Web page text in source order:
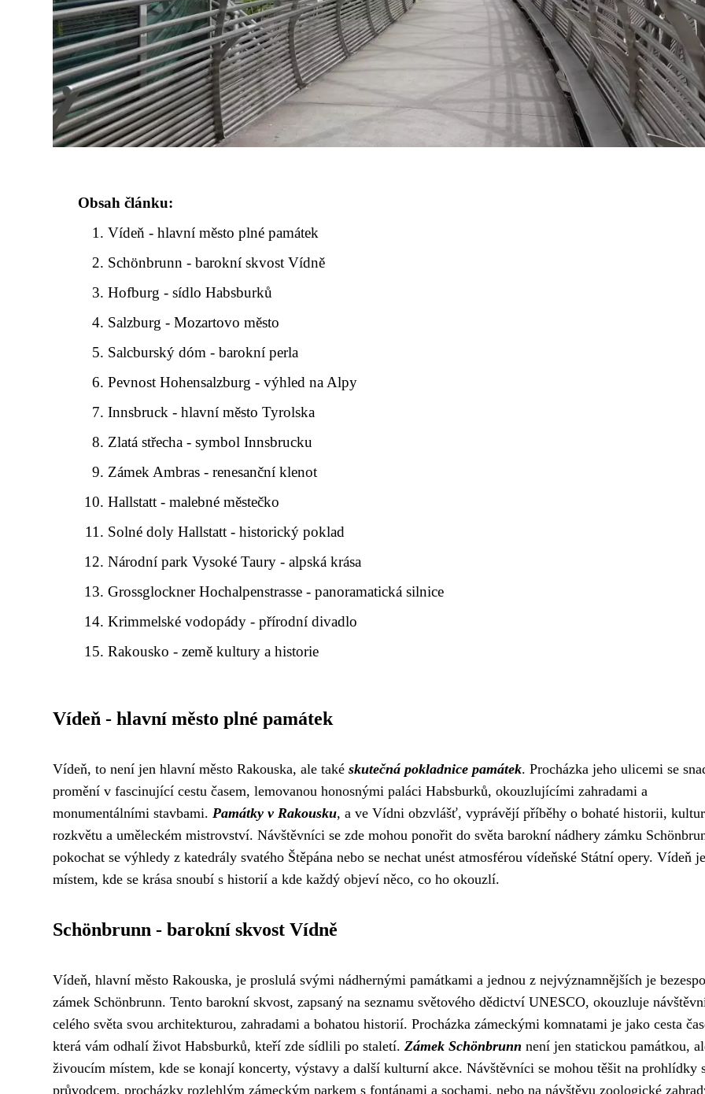
Obsah článku:
Vídeň - hlavní město plné památek
Schönbrunn - barokní skvost Vídně
Hofburg - sídlo Habsburků
Salzburg - Mozartovo město
Salcburský dóm - barokní perla
Pevnost Hohensalzburg - výhled na Alpy
Innsbruck - hlavní město Tyrolska
Zlatá střecha - symbol Innsbrucku
Zámek Ambras - renesanční klenot
Hallstatt - malebné městečko
Solné doly Hallstatt - historický poklad
Národní park Vysoké Taury - alpská krása
Grossglockner Hochalpenstrasse - panoramatická silnice
Krimmelské vodopády - přírodní divadlo
Rakousko - země kultury a historie
Vídeň - hlavní město plné památek
Vídeň, to není jen hlavní město Rakouska, ale také skutečná pokladnice památek. Procházka jeho ulicemi se
promění v fascinující cestu časem, lemovanou honosnými paláci Habsburků, okouzlujícími zahradami a
monumentálními stavbami. Památky v Rakousku, a ve Vídni obzvlášť, vyprávějí příběhy o bohaté historii,
rozkvětu a uměleckém mistrovství. Návštěvníci se zde mohou ponořit do světa barokní nádhery zámku
pokochat se výhledy z katedrály svatého Štěpána nebo se nechat unést atmosférou vídeňské Státní opery. Vídeň je
místem, kde se krása snoubí s historií a kde každý objeví něco, co ho okouzlí.
Schönbrunn - barokní skvost Vídně
Vídeň, hlavní město Rakouska, je proslulá svými nádhernými památkami a jednou z nejvýznamnějších je
zámek Schönbrunn. Tento barokní skvost, zapsaný na seznamu světového dědictví UNESCO, okouzluje
celého světa svou architekturou, zahradami a bohatou historií. Procházka zámeckými komnatami je jako cesta
která vám odhalí život Habsburků, kteří zde sídlili po staletí. Zámek Schönbrunn není jen statickou památkou,
živoucím místem, kde se konají koncerty, výstavy a další kulturní akce. Návštěvníci se mohou těšit na prohlídky
průvodcem, procházky rozlehlým zámeckým parkem s fontánami a sochami, nebo na návštěvu zoologické